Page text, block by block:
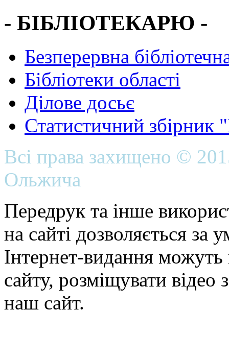
- БІБЛІОТЕКАРЮ -
Безперервна
Бібліотеки області
Ділове досьє
Статистичний
Всі права захищено ©
Ольжича
Передрук та інше
на сайті дозволяється
Інтернет-видання можуть
сайту, розміщувати відео
наш сайт.